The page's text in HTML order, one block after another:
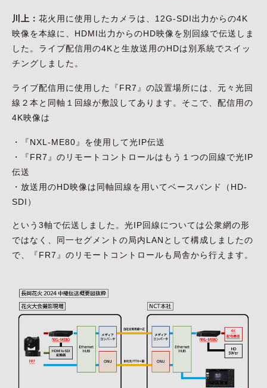
川上： 花火用に使用したカメラは、12G-SDI出力からの4K
映像を本線に、HDMI出力からのHD映像を別回線で伝送しま
した。ライブ配信用の4Kと生放送用のHDは別系統でスイッ
チングしました。
ライブ配信用に使用した『FR7』の設置場所には、元々光回
線２本と同軸１回線が敷設してあります。そこで、配信用の
4K映像は
・『NXL-ME80』を使用して光IP伝送
・『FR7』のリモートコントロールはもう１つの回線で光IP
伝送
・放送用のHD映像は同軸回線を用いてベースバンド（HD-
SDI）
という3軸で伝送しました。光IP回線については公衆網の形
ではなく、同一セグメントの局内LANとして構成しましたの
で、『FR7』のリモートコントロールも局舎から行えます。